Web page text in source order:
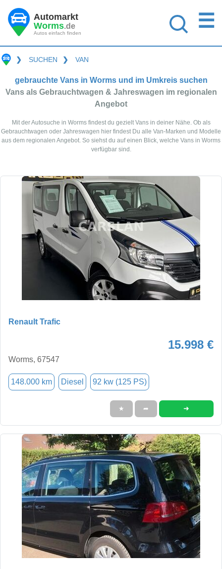
Automarkt
Worms.de
Autos einfach finden
☰
❯ SUCHEN ❯ VAN
gebrauchte Vans in Worms und im Umkreis suchen
Vans als Gebrauchtwagen & Jahreswagen im regionalen
Angebot
Mit der Autosuche in Worms findest du gezielt Vans in deiner Nähe. Ob als
Gebrauchtwagen oder Jahreswagen hier findest Du alle Van-Marken und Modelle
aus dem regionalen Angebot. So siehst du auf einen Blick, welche Vans in Worms
verfügbar sind.
Renault Trafic
15.998 €
Worms, 67547
148.000 km Diesel 92 kw (125 PS)
★ ➦ ➜